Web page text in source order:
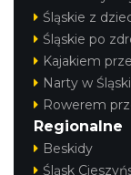
Śląskie z
Śląskie po
Kajakiem
Narty w
Rowerem
Regionalne
Beskidy
Śląsk